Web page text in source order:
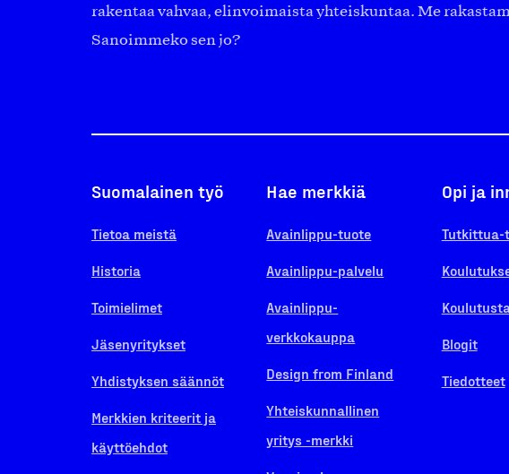
rakentaa vahvaa, elinvoimaista yhteiskuntaa. Me
Sanoimmeko sen jo?
Suomalainen työ
Tietoa meistä
Historia
Toimielimet
Jäsenyritykset
Yhdistyksen säännöt
Merkkien kriteerit ja
käyttöehdot
Hae merkkiä
Avainlippu-tuote
Avainlippu-palvelu
Avainlippu-
verkkokauppa
Design from Finland
Yhteiskunnallinen
yritys -merkki
Opi ja
Tutkittua-
Blogit
Tiedotteet